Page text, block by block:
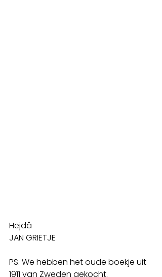
Hejdå
JAN GRIETJE
PS. We hebben het oude boekje uit
1911 van Zweden gekocht.